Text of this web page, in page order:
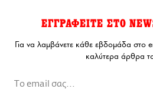
ΕΓΓΡΑΦΕΙΤΕ ΣΤΟ
Για να λαμβάνετε κάθε εβδομάδα στο
καλύτερα άρθρα